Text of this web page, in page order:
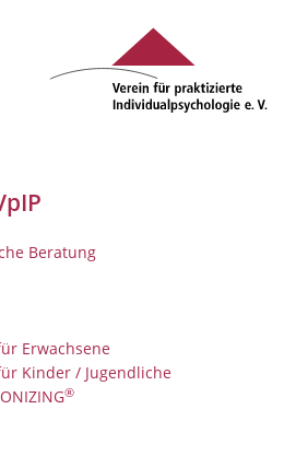
Beratung
Erwachsene
Kinder / Jugendliche
®